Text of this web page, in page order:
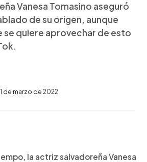
Vanesa Tomasino aseguró
de su origen, aunque
se quiere aprovechar de esto
de marzo de 2022
la actriz salvadoreña Vanesa